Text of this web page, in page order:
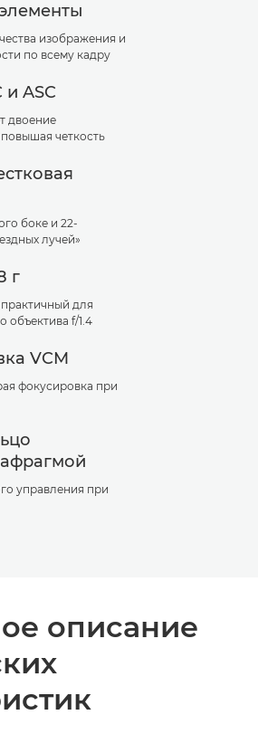
изображения и
по всему кадру
ASC
двоение
четкость
боке и 22-
лучей»
г
для
объектива f/1.4
VCM
фокусировка при
управления при
описание